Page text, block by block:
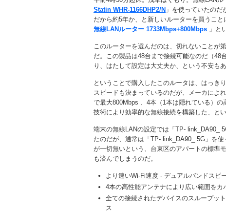
Statin WHR-1166DHP2/N 」を使っていたの
だから約5年か、と新しいルーターを買うこと
無線LANルーター 1733Mbps+800Mbps 」と
このルーターを選んだのは、切れないことが
だ。この製品は48台まで接続可能なのだ（48
り、はたして設定は大丈夫か、という不安も
ということで購入したこのルータは、はっき
スピードも決まっているのだが、メーカによ
で最大800Mbps 、4本（1本は隠れている）
技術により効率的な無線接続を構築した、とい
端末の無線LANの設定では「TP- link_DA90_
たのだが、通常は「TP- link_DA90_ 5G」を
が一切無いという、台東区のアパートの標準
も済んでしまうのだ。
より速いWi-Fi速度 - デュアルバンドスピ
4本の高性能アンテナにより広い範囲を
全ての接続されたデバイスのスループッ
ス